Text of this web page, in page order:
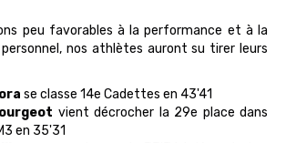
peu favorables à la performance et à la
nos athlètes auront su tirer leurs
se classe 14e Cadettes en 43'41
vient décrocher la 29e place dans
en 35'31